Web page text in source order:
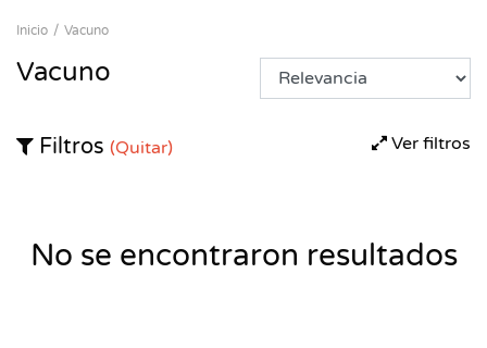
Inicio Vacuno
Vacuno
Ver filtros
Filtros (Quitar)
No se encontraron resultados